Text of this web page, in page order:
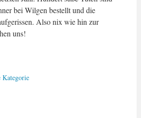
bei Wilgen bestellt und die
Also nix wie hin zur
uns!
Kategorie